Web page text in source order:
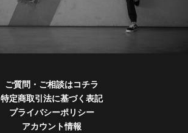
ご質問・ご相談はコチラ
特定商取引法に基づく表記
プライバシーポリシー
アカウント情報